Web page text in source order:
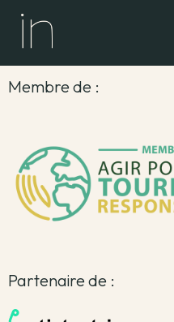
Membre de :
Partenaire de :